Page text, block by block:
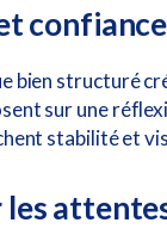
confiance
bien structuré
sur une
stabilité et